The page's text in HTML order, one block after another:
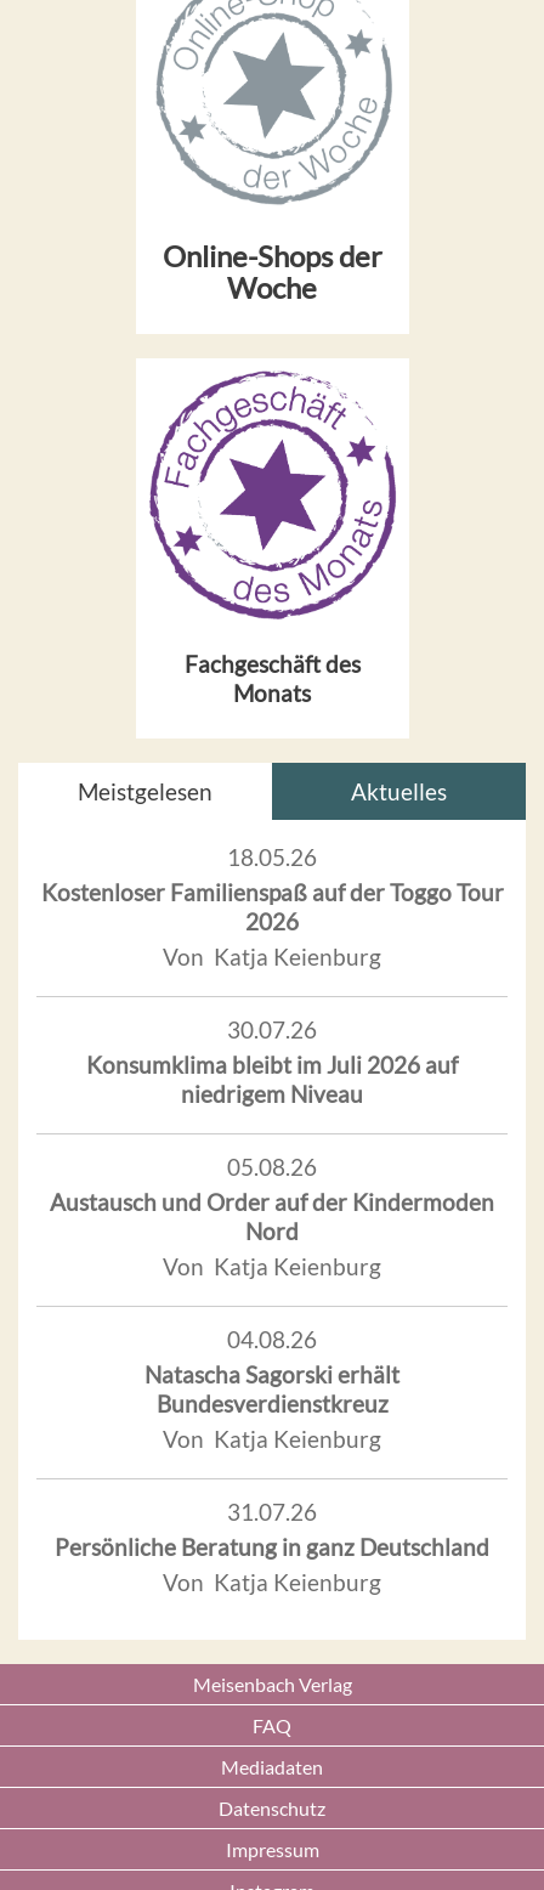
Online-Shops der
Woche
Fachgeschäft des
Monats
Meistgelesen Aktuelles
18.05.26
Kostenloser Familienspaß auf der Toggo Tour
2026
Von Katja Keienburg
30.07.26
Konsumklima bleibt im Juli 2026 auf
niedrigem Niveau
05.08.26
Austausch und Order auf der Kindermoden
Nord
Von Katja Keienburg
04.08.26
Natascha Sagorski erhält
Bundesverdienstkreuz
Von Katja Keienburg
31.07.26
Persönliche Beratung in ganz Deutschland
Von Katja Keienburg
Meisenbach Verlag
FAQ
Mediadaten
Datenschutz
Impressum